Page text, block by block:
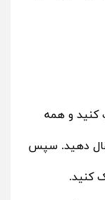
کنید و همه
دهید. سپس